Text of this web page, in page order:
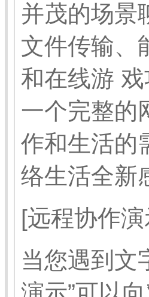
并茂的场景
文件传输、
和在线游
一个完整的
作和生活的
络生活全新
[远程协作演
当您遇到文